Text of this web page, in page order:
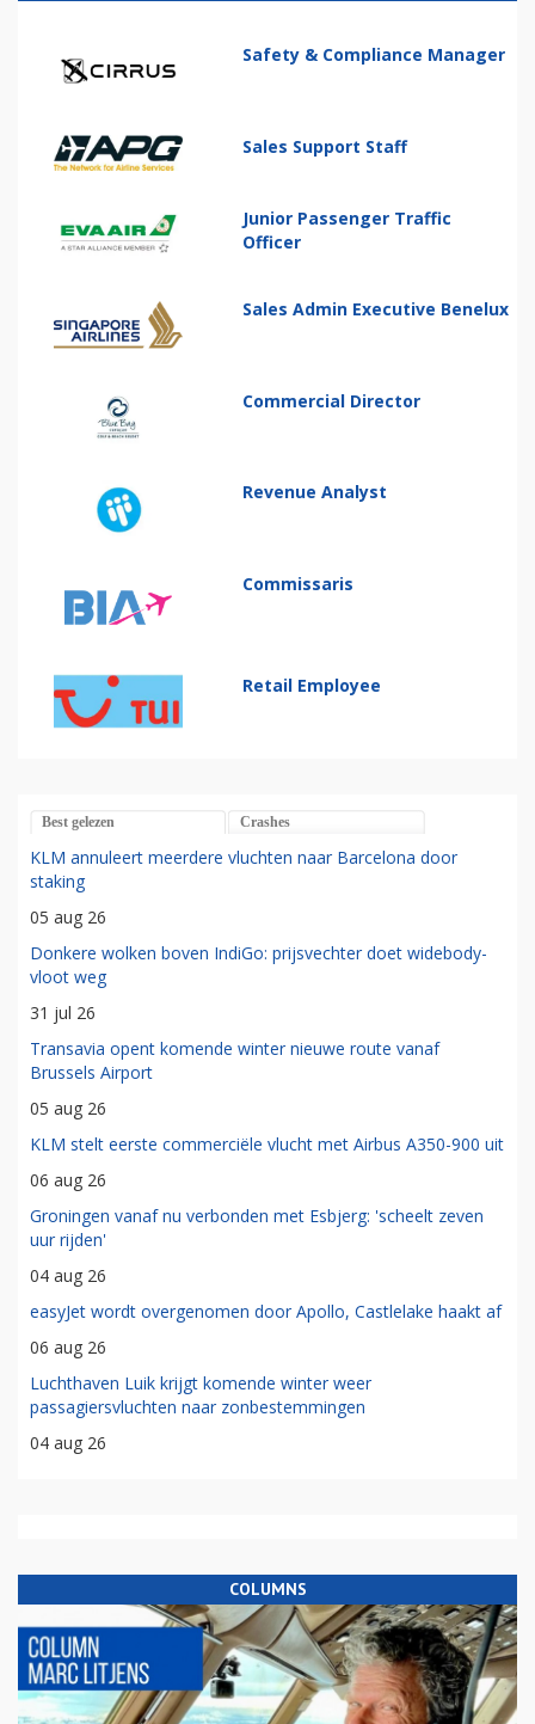
Safety & Compliance Manager
Sales Support Staff
Junior Passenger Traffic
Officer
Sales Admin Executive Benelux
Commercial Director
Revenue Analyst
Commissaris
Retail Employee
Best gelezen Crashes
KLM annuleert meerdere vluchten naar Barcelona door
staking
05 aug 26
Donkere wolken boven IndiGo: prijsvechter doet widebody-
vloot weg
31 jul 26
Transavia opent komende winter nieuwe route vanaf
Brussels Airport
05 aug 26
KLM stelt eerste commerciële vlucht met Airbus A350-900 uit
06 aug 26
Groningen vanaf nu verbonden met Esbjerg: 'scheelt zeven
uur rijden'
04 aug 26
easyJet wordt overgenomen door Apollo, Castlelake haakt af
06 aug 26
Luchthaven Luik krijgt komende winter weer
passagiersvluchten naar zonbestemmingen
04 aug 26
COLUMNS